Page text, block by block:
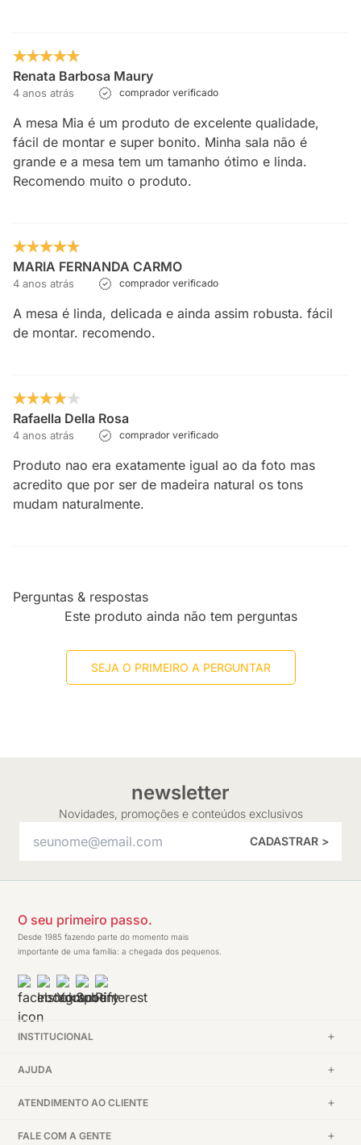
Renata Barbosa Maury
4 anos atrás comprador verificado
A mesa Mia é um produto de excelente qualidade,
fácil de montar e super bonito. Minha sala não é
grande e a mesa tem um tamanho ótimo e linda.
Recomendo muito o produto.
MARIA FERNANDA CARMO
4 anos atrás comprador verificado
A mesa é linda, delicada e ainda assim robusta. fácil
de montar. recomendo.
Rafaella Della Rosa
4 anos atrás comprador verificado
Produto nao era exatamente igual ao da foto mas
acredito que por ser de madeira natural os tons
mudam naturalmente.
Perguntas & respostas
Este produto ainda não tem perguntas
SEJA O PRIMEIRO A PERGUNTAR
newsletter
Novidades, promoções e conteúdos exclusivos
CADASTRAR >
O seu primeiro passo.
Desde 1985 fazendo parte do momento mais
importante de uma família: a chegada dos pequenos.
INSTITUCIONAL
AJUDA
ATENDIMENTO AO CLIENTE
FALE COM A GENTE